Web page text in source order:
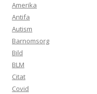
Amerika
Antifa
Autism
Barnomsorg
Bild
BLM
Citat
Covid